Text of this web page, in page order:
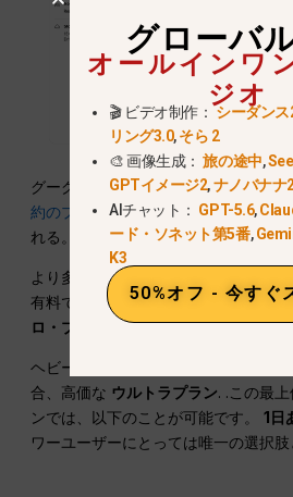
グーグル、1日の生成量に厳格な制限
約のプランに応じて. もしあなたが無
れる。
1日20世代 , そして、ナノ・バ
より多くの画像を取得し、プロモデル
有料です。そのAIプラス 50世代プラ
ロ・プランは100世代毎日.
ヘビーなプロダクション・パイプラ
合、高価な ウルトラプラン. .この最
ンでは、以下のことが可能です。1日
ワーユーザーにとっては唯一の選択肢
グローバ
オールインワ
ジオ
🎬 ビデオ制作：シーダンス
リング3.0,そら 2
🎨 画像生成：旅の途中,
GPTイメージ2,ナノバナナ
AIチャット： GPT-5.6,
ード・ソネット第5番,
K3
50%オフ - 今すぐ